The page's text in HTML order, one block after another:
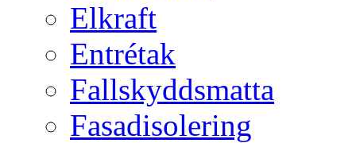
Elkraft
Entrétak
Fallskyddsmatta
Fasadisolering